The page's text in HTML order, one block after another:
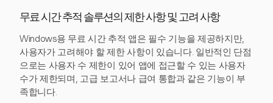
무료 시간 추적 솔루션의 제한 사항 및 고려 사항
Windows용 무료 시간 추적 앱은 필수 기능을 제공하지만,
사용자가 고려해야 할 제한 사항이 있습니다. 일반적인 단점
으로는 사용자 수 제한이 있어 앱에 접근할 수 있는 사용자
수가 제한되며, 고급 보고서나 급여 통합과 같은 기능이 부
족합니다.